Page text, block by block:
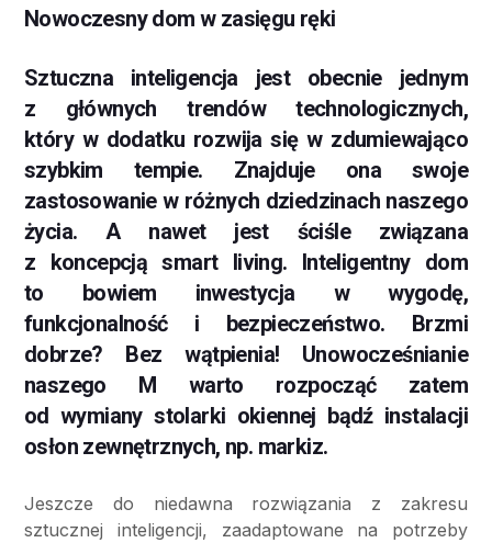
Nowoczesny dom w zasięgu ręki
Sztuczna inteligencja jest obecnie jednym
z głównych trendów technologicznych,
który w dodatku rozwija się w zdumiewająco
szybkim tempie. Znajduje ona swoje
zastosowanie w różnych dziedzinach naszego
życia. A nawet jest ściśle związana
z koncepcją smart living. Inteligentny dom
to bowiem inwestycja w wygodę,
funkcjonalność i bezpieczeństwo. Brzmi
dobrze? Bez wątpienia! Unowocześnianie
naszego M warto rozpocząć zatem
od wymiany stolarki okiennej bądź instalacji
osłon zewnętrznych, np. markiz.
Jeszcze do niedawna rozwiązania z zakresu
sztucznej inteligencji, zaadaptowane na potrzeby